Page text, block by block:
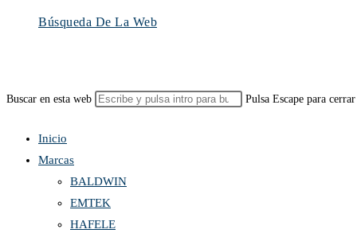
Búsqueda De La Web
Buscar en esta web Pulsa Escape para
Inicio
Marcas
BALDWIN
EMTEK
HAFELE